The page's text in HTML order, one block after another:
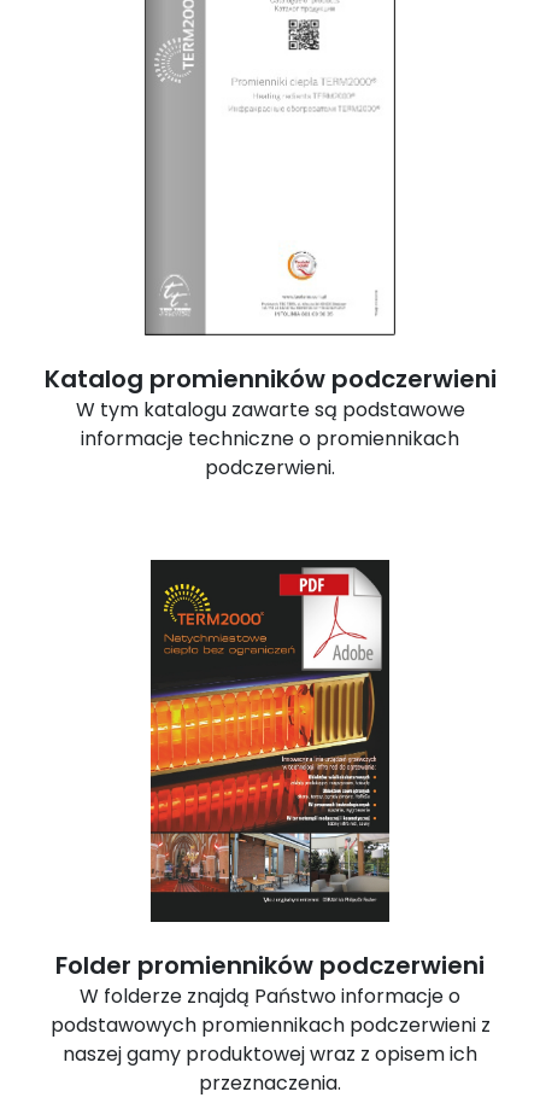
Katalog promienników podczerwieni
W tym katalogu zawarte są podstawowe
informacje techniczne o promiennikach
podczerwieni.
Folder promienników podczerwieni
W folderze znajdą Państwo informacje o
podstawowych promiennikach podczerwieni z
naszej gamy produktowej wraz z opisem ich
przeznaczenia.